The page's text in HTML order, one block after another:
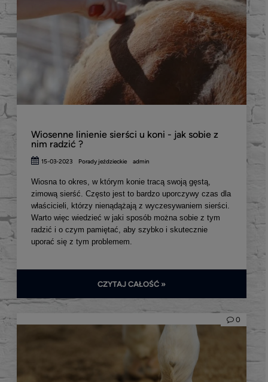
Wiosenne linienie sierści u koni - jak sobie z
nim radzić ?
15-03-2023 Porady jeździeckie admin
Wiosna to okres, w którym konie tracą swoją gęstą,
zimową sierść. Często jest to bardzo uporczywy czas dla
właścicieli, którzy nienądążają z wyczesywaniem sierści.
Warto więc wiedzieć w jaki sposób można sobie z tym
radzić i o czym pamiętać, aby szybko i skutecznie
uporać się z tym problemem.
CZYTAJ CAŁOŚĆ »
0